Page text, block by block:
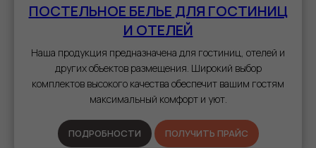
ПОСТЕЛЬНОЕ БЕЛЬЕ ДЛЯ ГОСТИНИЦ
И ОТЕЛЕЙ
Наша продукция предназначена для гостиниц, отелей и
других объектов размещения. Широкий выбор
комплектов высокого качества обеспечит вашим гостям
максимальный комфорт и уют.
ПОДРОБНОСТИ ПОЛУЧИТЬ ПРАЙС